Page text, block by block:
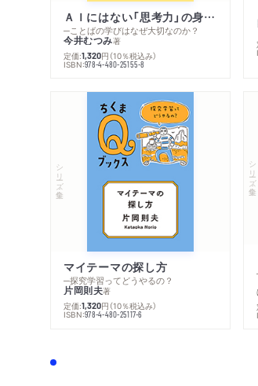
ＡＩにはない「思考力」の身につけ方
─ことばの学びはなぜ大切なのか？
今井むつみ著
定価:1,320円 （10％税込み）
ISBN:978-4-480-25155-8
シリーズ・全集
マイテーマの探し方
─探究学習ってどうやるの？
片岡則夫著
定価:1,320円 （10％税込み）
ISBN:978-4-480-25117-6
シリーズ・全集